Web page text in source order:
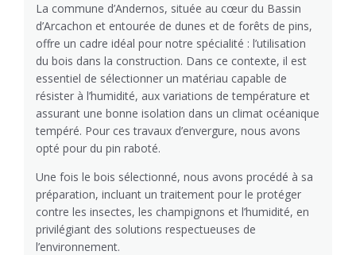
La commune d’Andernos, située au cœur du Bassin
d’Arcachon et entourée de dunes et de forêts de pins,
offre un cadre idéal pour notre spécialité : l’utilisation
du bois dans la construction. Dans ce contexte, il est
essentiel de sélectionner un matériau capable de
résister à l’humidité, aux variations de température et
assurant une bonne isolation dans un climat océanique
tempéré. Pour ces travaux d’envergure, nous avons
opté pour du pin raboté.
Une fois le bois sélectionné, nous avons procédé à sa
préparation, incluant un traitement pour le protéger
contre les insectes, les champignons et l’humidité, en
privilégiant des solutions respectueuses de
l’environnement.